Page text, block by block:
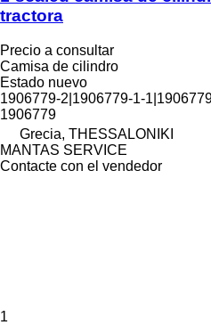
tractora
Precio a consultar
Camisa de cilindro
Estado nuevo
1906779-2|1906779-1-
1906779
Grecia, THESSALONIKI
MANTAS SERVICE
Contacte con el vendedor
1